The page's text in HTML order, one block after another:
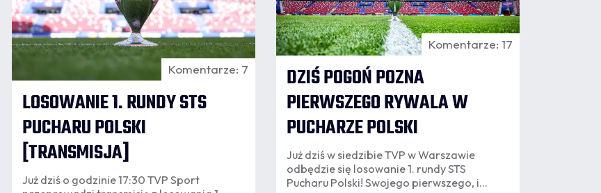
Komentarze: 7
LOSOWANIE 1. RUNDY STS
PUCHARU POLSKI
[TRANSMISJA]
Już dziś o godzinie 17:30 TVP Sport
Komentarze: 17
DZIŚ POGOŃ POZNA
PIERWSZEGO RYWALA W
PUCHARZE POLSKI
Już dziś w siedzibie TVP w Warszawie
odbędzie się losowanie 1. rundy STS
Pucharu Polski! Swojego pierwszego, i